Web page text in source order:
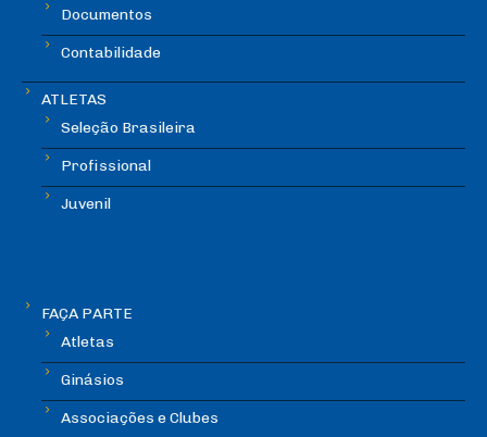
Documentos
Contabilidade
ATLETAS
Seleção Brasileira
Profissional
Juvenil
FAÇA PARTE
Atletas
Ginásios
Associações e Clubes